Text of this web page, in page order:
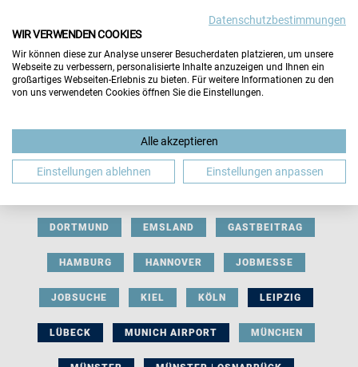
BERUFLICHE ORIENTIERUNG BEWERBUNG
DORTMUND EMSLAND GASTBEITRAG
HAMBURG HANNOVER JOBMESSE
JOBSUCHE KIEL KÖLN LEIPZIG
LÜBECK MUNICH AIRPORT MÜNCHEN
Datenschutzbestimmungen
WIR VERWENDEN COOKIES
Wir können diese zur Analyse unserer Besucherdaten platzieren, um unsere
Webseite zu verbessern, personalisierte Inhalte anzuzeigen und Ihnen ein
großartiges Webseiten-Erlebnis zu bieten. Für weitere Informationen zu den
von uns verwendeten Cookies öffnen Sie die Einstellungen.
Alle akzeptieren
Einstellungen ablehnen Einstellungen anpassen